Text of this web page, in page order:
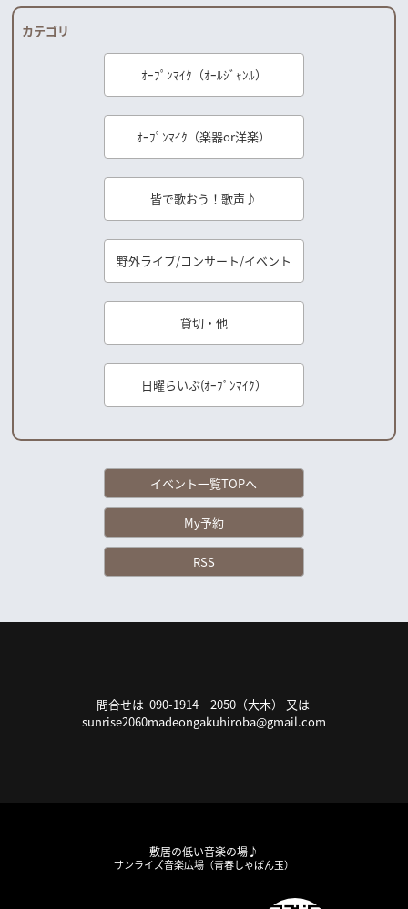
カテゴリ
ｵｰﾌﾟﾝﾏｲｸ（ｵｰﾙｼﾞｬﾝﾙ）
ｵｰﾌﾟﾝﾏｲｸ（楽器or洋楽）
皆で歌おう！歌声♪
野外ライブ/コンサート/イベント
貸切・他
日曜らいぶ(ｵｰﾌﾟﾝﾏｲｸ）
イベント一覧TOPへ
My予約
RSS
問合せは 090-1914－2050（大木） 又は
sunrise2060madeongakuhiroba@gmail.com
敷居の低い音楽の場♪
サンライズ音楽広場（青春しゃぼん玉）